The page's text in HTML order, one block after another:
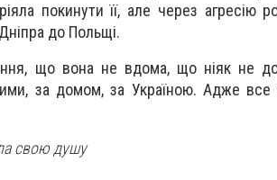
покинути її, але через агресію
до Польщі.
що вона не вдома, що ніяк не
за домом, за Україною. Адже все
свою душу